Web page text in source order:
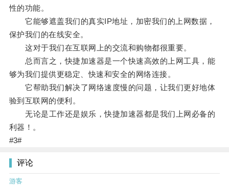
性的功能。
它能够遮盖我们的真实IP地址，加密我们的上网数据，
保护我们的在线安全。
这对于我们在互联网上的交流和购物都很重要。
总而言之，快捷加速器是一个快速高效的上网工具，能
够为我们提供更稳定、快速和安全的网络连接。
它帮助我们解决了网络速度慢的问题，让我们更好地体
验到互联网的便利。
无论是工作还是娱乐，快捷加速器都是我们上网必备的
利器！。
#3#
评论
游客